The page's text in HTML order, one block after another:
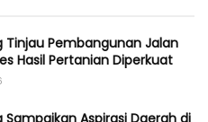
Tinjau Pembangunan Jalan
Hasil Pertanian Diperkuat
Sampaikan Aspirasi Daerah di